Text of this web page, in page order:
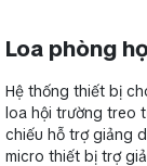
Loa phòng
Hệ thống thiết bị
loa hội trường treo
chiếu hỗ trợ giảng
micro thiết bị trợ